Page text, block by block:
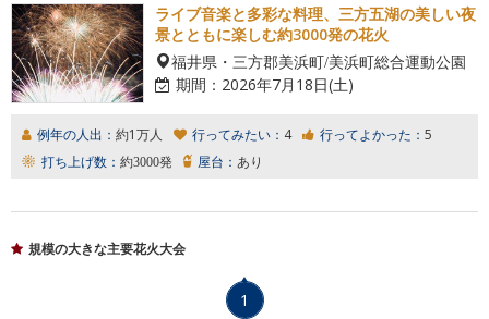
ライブ音楽と多彩な料理、三方五湖の美しい夜
景とともに楽しむ約3000発の花火
福井県・三方郡美浜町/美浜町総合運動公園
期間： 2026年7月18日(土)
例年の人出： 約1万人 行ってみたい： 4 行ってよかった： 5
打ち上げ数： 約3000発 屋台： あり
規模の大きな主要花火大会
1